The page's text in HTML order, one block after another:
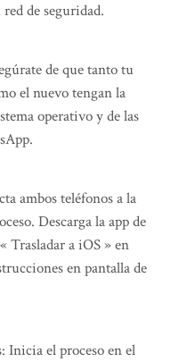
de seguridad.
de que tanto tu
el nuevo tengan la
operativo y de las
ambos teléfonos a la
Descarga la app de
Trasladar a iOS » en
en pantalla de
Inicia el proceso en el